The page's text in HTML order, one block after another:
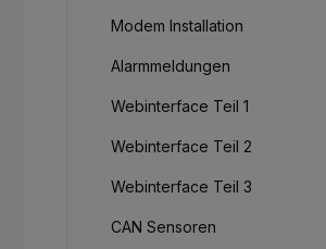
Modem Installation
Alarmmeldungen
Webinterface Teil 1
Webinterface Teil 2
Webinterface Teil 3
CAN Sensoren